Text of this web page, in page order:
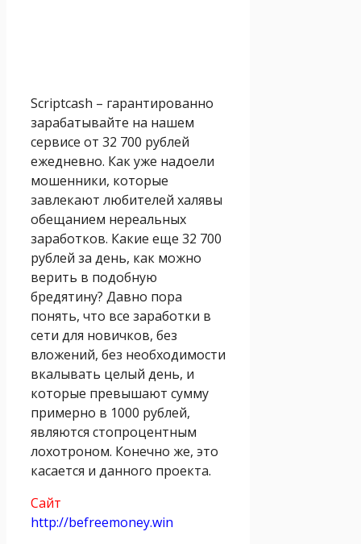
Scriptcash – гарантированно
зарабатывайте на нашем
сервисе от 32 700 рублей
ежедневно. Как уже надоели
мошенники, которые
завлекают любителей халявы
обещанием нереальных
заработков. Какие еще 32 700
рублей за день, как можно
верить в подобную
бредятину? Давно пора
понять, что все заработки в
сети для новичков, без
вложений, без необходимости
вкалывать целый день, и
которые превышают сумму
примерно в 1000 рублей,
являются стопроцентным
лохотроном. Конечно же, это
касается и данного проекта.
Сайт
http://befreemoney.win